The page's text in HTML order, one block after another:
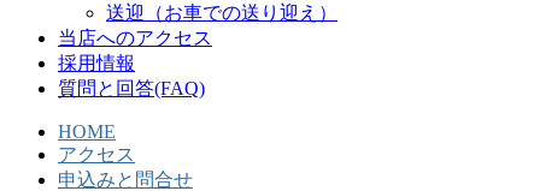
送迎（お車での送り迎え）
当店へのアクセス
採用情報
質問と回答(FAQ)
HOME
アクセス
申込みと問合せ